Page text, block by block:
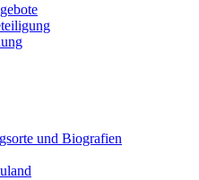
und Biografien